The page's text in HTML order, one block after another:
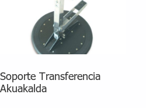
Soporte Transferencia
Akuakalda